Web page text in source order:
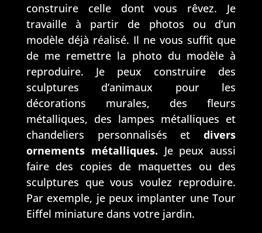
construire celle dont vous rêvez. Je
travaille à partir de photos ou d’un
modèle déjà réalisé. Il ne vous suffit que
de me remettre la photo du modèle à
reproduire. Je peux construire des
sculptures d’animaux pour les
décorations murales, des fleurs
métalliques, des lampes métalliques et
chandeliers personnalisés etdivers
ornements métalliques. Je peux aussi
faire des copies de maquettes ou des
sculptures que vous voulez reproduire.
Par exemple, je peux implanter une Tour
Eiffel miniature dans votre jardin.